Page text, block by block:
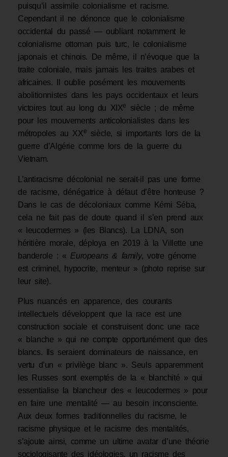
puisqu’il assimile colonialisme et racisme.
Cependant il ne dénonce que le colonialisme
occidental du passé — oubliant notamment le
colonialisme ottoman puis turc, le colonialisme
japonais et chinois. De même, il n’évoque que la
traite coloniale, mais jamais les traites arabes et
africaines. Il oublie posément les mouvements
abolitionnistes dans les pays occidentaux et leurs
victoires tout au long du XIXe
siècle ; de même
pour les mouvements anticolonialistes dans les
métropoles au XXe
siècle, si importants lors de la
guerre d’Algérie comme lors de la guerre du
Vietnam.
L’antiracisme décolonial ne serait-il pas une forme
de racisme, dénégatrice à défaut d’être honteuse ?
Dans le cas de décoloniaux comme Kémi Séba,
cela ne fait pas de doute quand il s’en prend aux
« leucodermes » (les Blancs). La LDNA, son
héritière morale, déploya en 2019 à la Villette une
banderole : « Europeans & family, votre génome
est criminel, hypocrite, menteur » (photo reprise sur
leur site).
Plus nuancés en apparence, des courants
intellectuels développent que la race est une
construction sociale et construisent donc une race
« blanche » qui ne compte opportunément que des
blancs. Ils seraient dominateurs de naissance, en
vertu d’un « privilège blanc ». Seuls apparemment
les Russes sont exemptés de la « blanchité » qui
essentialise la blancheur des « leucodermes » pour
en faire une mentalité — au besoin inconsciente.
Aux deux formes traditionnelles du racisme, le
racisme physique et le racisme des mentalités,
s’ajoute ainsi, comme un ultime avatar d’une théorie
sociologisante des idéologies, un racisme des